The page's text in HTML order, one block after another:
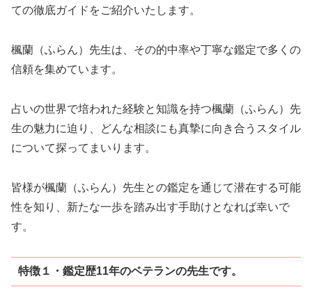
ての徹底ガイドをご紹介いたします。
楓蘭（ふらん）先生は、その的中率や丁寧な鑑定で多くの
信頼を集めています。
占いの世界で培われた経験と知識を持つ楓蘭（ふらん）先
生の魅力に迫り、どんな相談にも真摯に向き合うスタイル
について探ってまいります。
皆様が楓蘭（ふらん）先生との鑑定を通じて潜在する可能
性を知り、新たな一歩を踏み出す手助けとなれば幸いで
す。
特徴１・鑑定歴11年のベテランの先生です。